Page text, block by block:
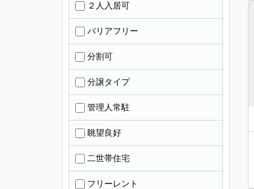
２人入居可
バリアフリー
分割可
分譲タイプ
管理人常駐
眺望良好
二世帯住宅
フリーレント